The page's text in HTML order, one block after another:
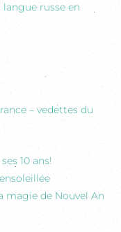
russe en
– vedettes du
10 ans!
magie de Nouvel An